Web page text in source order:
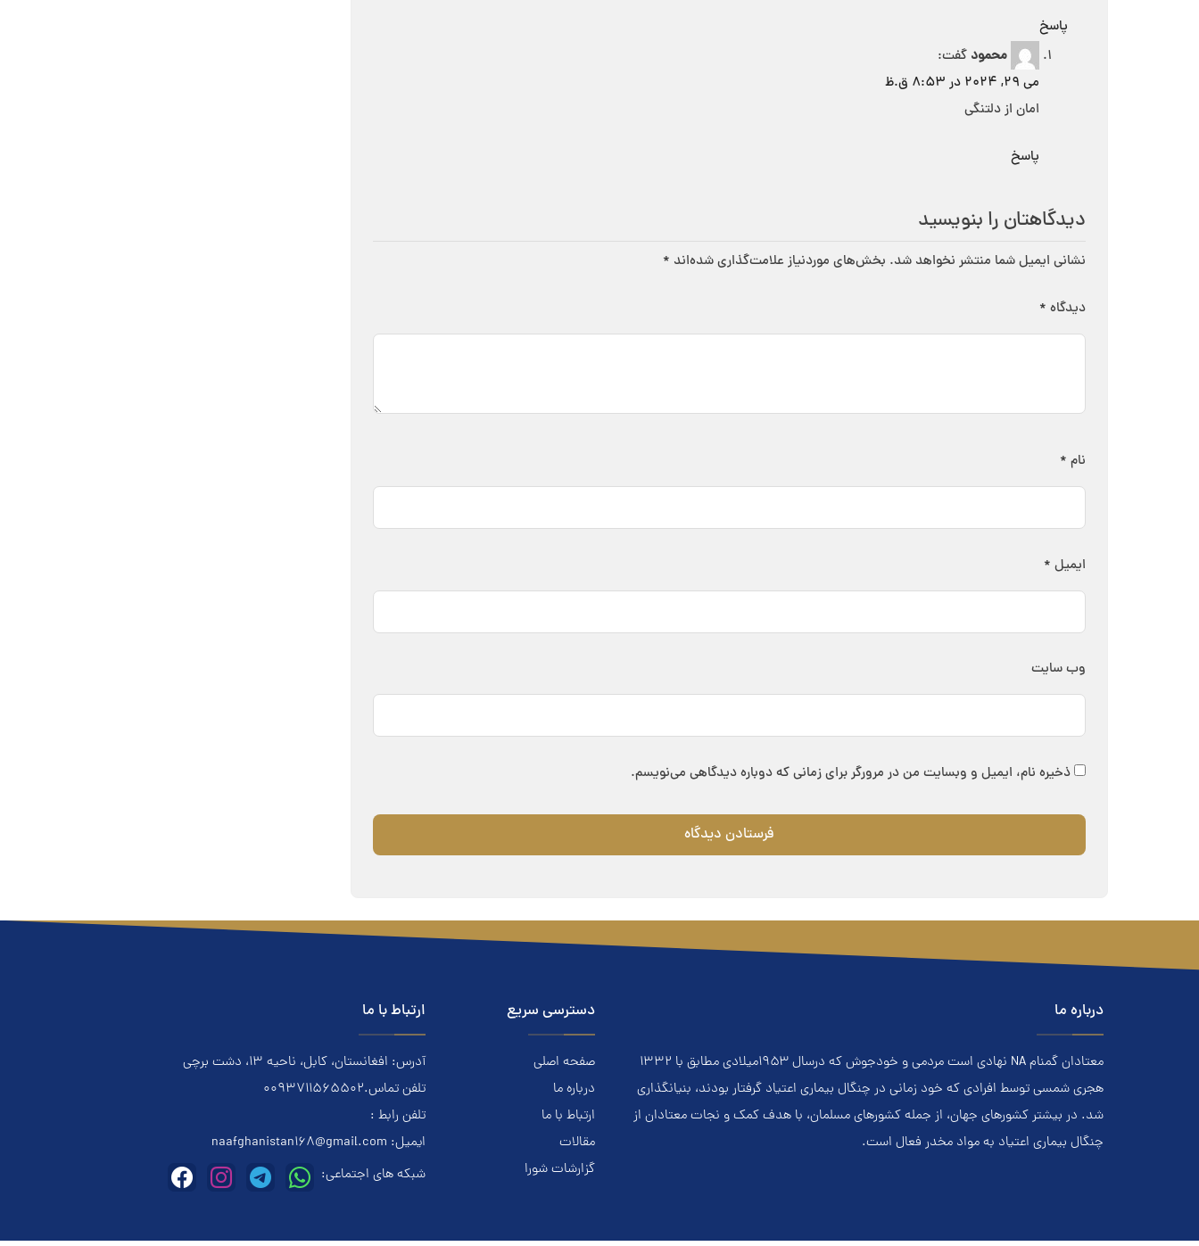
پاسخ
محمود گفت:
می 29, 2024 در 8:53 ق.ظ
امان از دلتنگی
پاسخ
دیدگاهتان را بنویسید
نشانی ایمیل شما منتشر نخواهد شد. بخش‌های موردنیاز علامت‌گذاری شده‌اند *
دیدگاه *
نام *
ایمیل *
وب‌ سایت
ذخیره نام، ایمیل و وبسایت من در مرورگر برای زمانی که دوباره دیدگاهی می‌نویسم.
درباره ما
معتادان گمنام NA نهادي است مردمي و خودجوش که درسال ۱۹۵۳ميلادي مطابق با ۱۳۳۲
هجري‌ شمسي توسط افرادي که خود زماني در چنگال بیماری اعتياد گرفتار بودند، بنيانگذاري
شد. در بيشتر کشور‌هاي جهان، از جمله کشور‌هاي مسلمان، با هدف کمک و نجات معتادان از
چنگال بیماری اعتياد به مواد مخدر فعال است.
دسترسی سریع
صفحه اصلی
درباره ما
ارتباط با ما
مقالات
گزارشات شورا
ارتباط با ما
آدرس: افغانستان، کابل، ناحیه ۱۳، دشت برچی
تلفن تماس.0093711565502
تلفن رابط :
ایمیل: naafghanistan168@gmail.com
شبکه های اجتماعی: